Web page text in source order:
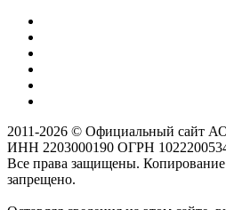
2011-2026 © Официальный сайт
ИНН 2203000190 ОГРН
Все права защищены. Копирование
запрещено.